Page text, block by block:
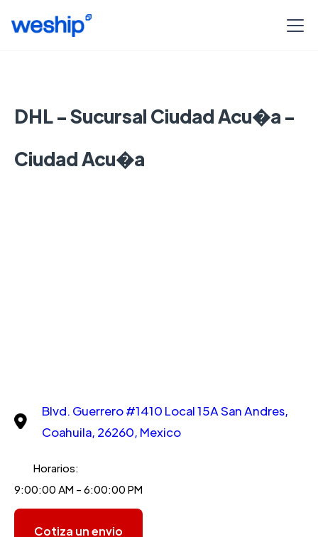
DHL - Sucursal Ciudad Acu�a -
Ciudad Acu�a
Blvd. Guerrero #1410 Local 15A San Andres,
Coahuila, 26260, Mexico
Horarios:
9:00:00 AM - 6:00:00 PM
Cotiza un envio